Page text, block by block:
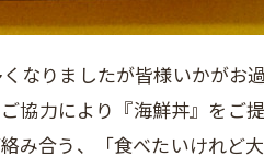
なりましたが皆様いかがお
協力により『海鮮丼』をご
み合う、「食べたいけれど